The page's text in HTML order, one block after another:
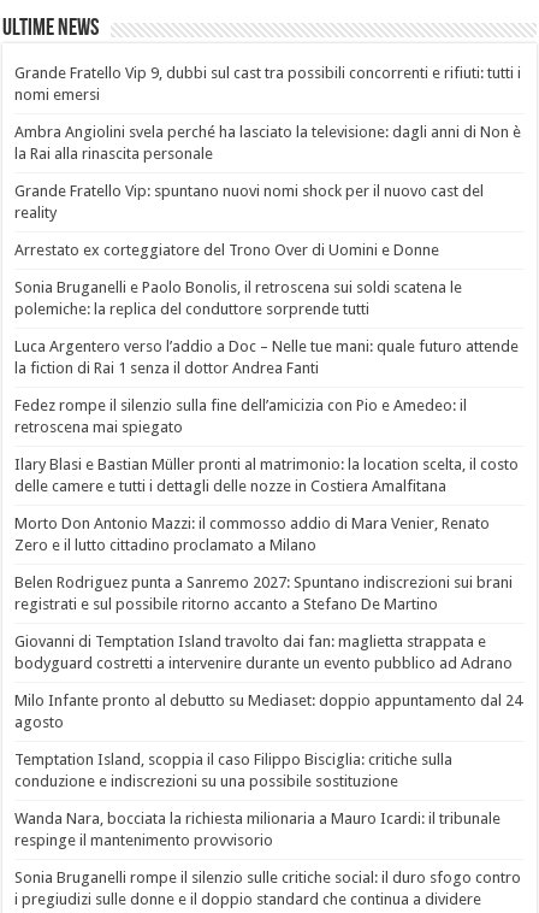
Ultime News
Grande Fratello Vip 9, dubbi sul cast tra possibili concorrenti e rifiuti: tutti i
nomi emersi
Ambra Angiolini svela perché ha lasciato la televisione: dagli anni di Non è
la Rai alla rinascita personale
Grande Fratello Vip: spuntano nuovi nomi shock per il nuovo cast del
reality
Arrestato ex corteggiatore del Trono Over di Uomini e Donne
Sonia Bruganelli e Paolo Bonolis, il retroscena sui soldi scatena le
polemiche: la replica del conduttore sorprende tutti
Luca Argentero verso l’addio a Doc – Nelle tue mani: quale futuro attende
la fiction di Rai 1 senza il dottor Andrea Fanti
Fedez rompe il silenzio sulla fine dell’amicizia con Pio e Amedeo: il
retroscena mai spiegato
Ilary Blasi e Bastian Müller pronti al matrimonio: la location scelta, il costo
delle camere e tutti i dettagli delle nozze in Costiera Amalfitana
Morto Don Antonio Mazzi: il commosso addio di Mara Venier, Renato
Zero e il lutto cittadino proclamato a Milano
Belen Rodriguez punta a Sanremo 2027: Spuntano indiscrezioni sui brani
registrati e sul possibile ritorno accanto a Stefano De Martino
Giovanni di Temptation Island travolto dai fan: maglietta strappata e
bodyguard costretti a intervenire durante un evento pubblico ad Adrano
Milo Infante pronto al debutto su Mediaset: doppio appuntamento dal 24
agosto
Temptation Island, scoppia il caso Filippo Bisciglia: critiche sulla
conduzione e indiscrezioni su una possibile sostituzione
Wanda Nara, bocciata la richiesta milionaria a Mauro Icardi: il tribunale
respinge il mantenimento provvisorio
Sonia Bruganelli rompe il silenzio sulle critiche social: il duro sfogo contro
i pregiudizi sulle donne e il doppio standard che continua a dividere